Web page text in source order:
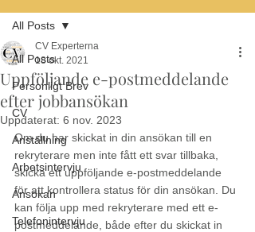
All Posts
Personligt Brev
CV
Anställning
Arbetsintervju
Ansökan
Telefonintervju
All Posts
Uppföljande e-postmeddelande
efter jobbansökan
CV Experterna
18 okt. 2021
Uppdaterat: 6 nov. 2023
Om du har skickat in din ansökan till en
rekryterare men inte fått ett svar tillbaka,
skicka ett uppföljande e-postmeddelande
för att kontrollera status för din ansökan. Du
kan följa upp med rekryterare med ett e-
postmeddelande, både efter du skickat in